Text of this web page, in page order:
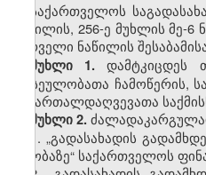
საქართველოს
ნაწილის, 256-ე მუხლის მე-
პირველი ნაწილის
მუხლი 1.
დამტკიცდეს
ფასეულობათა ჩამოწერის,
სამართალდაღვევათა
მუხლი 2.
1.„გადასახადის
თაობაზე“ საქართველოს